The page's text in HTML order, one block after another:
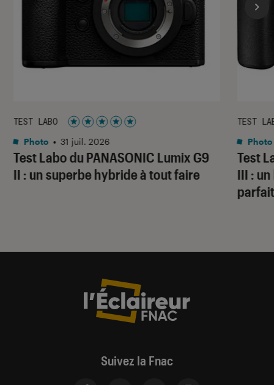
Test Labo du PANASONIC Lumix G9
II : un superbe hybride à tout faire
TEST LABO
Noté 5 étoiles sur 5
Photo • 31 juil. 2026
Test
III :
TEST
Photo
Suivez la Fnac